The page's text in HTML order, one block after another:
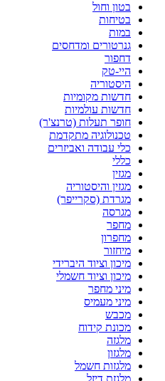
בטון וחול
בטיחות
במות
גנרטורים ומדחסים
דחפור
היי-טק
היסטוריה
חדשות מקומיות
חדשות עולמיות
חופר תעלות (טרנצ'ר)
טכנולוגיה מתקדמת
כלי עבודה ואביזרים
כללי
מגזין
מגזין והיסטוריה
מגרדת (סקרייפר)
מגרסה
מחפר
מחפרון
מיחזור
מיכון וציוד היברידי
מיכון וציוד חשמלי
מיני מחפר
מיני מעמיס
מכבש
מכונת קידוח
מלגזה
מלגזון
מלגזות חשמל
מלגזת דיזל